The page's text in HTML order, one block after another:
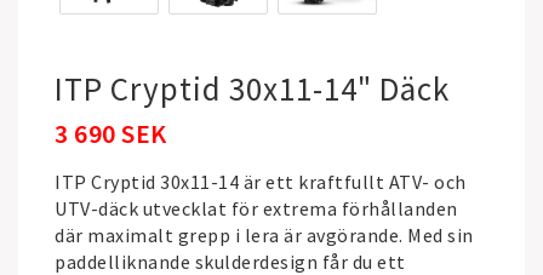
ITP Cryptid 30x11-14" Däck
3 690 SEK
ITP Cryptid 30x11-14 är ett kraftfullt ATV- och
UTV-däck utvecklat för extrema förhållanden
där maximalt grepp i lera är avgörande. Med sin
paddelliknande skulderdesign får du ett